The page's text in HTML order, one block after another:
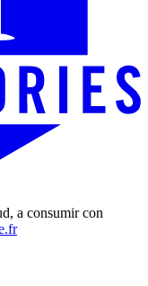
a consumir con